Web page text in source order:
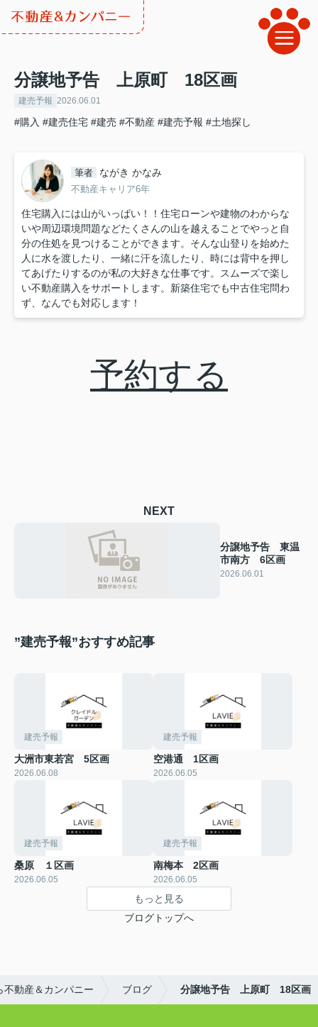
分譲地予告 上原町 18区画
建売予報 2026.06.01
#購入 #建売住宅 #建売 #不動産 #建売予報 #土地探し
筆者 ながき かなみ
不動産キャリア6年
住宅購入には山がいっぱい！！住宅ローンや建物のわからな
いや周辺環境問題などたくさんの山を越えることでやっと自
分の住処を見つけることができます。そんな山登りを始めた
人に水を渡したり、一緒に汗を流したり、時には背中を押し
てあげたりするのが私の大好きな仕事です。スムーズで楽し
い不動産購入をサポートします。新築住宅でも中古住宅問わ
ず、なんでも対応します！
予約する
NEXT
分譲地予告 東温
市南方 6区画
2026.06.01
”建売予報”おすすめ記事
建売予報
大洲市東若宮 5区画
2026.06.08
建売予報
空港通 1区画
2026.06.05
建売予報
桑原 １区画
2026.06.05
建売予報
南梅本 2区画
2026.06.05
もっと見る
ブログトップへ
不動産＆カンパニー ブログ 分譲地予告 上原町 18区画